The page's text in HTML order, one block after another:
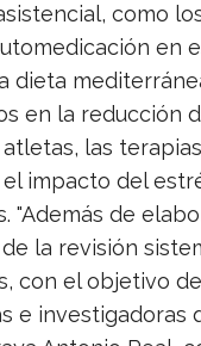
como
en
dieta
en la reducción
las
impacto del
"Además de
la revisión
con el objetivo
e investigadoras